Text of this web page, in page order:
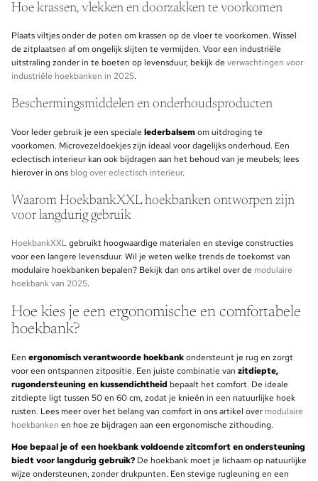
Hoe krassen, vlekken en doorzakken te voorkomen
Plaats viltjes onder de poten om krassen op de vloer te voorkomen. Wissel
de zitplaatsen af om ongelijk slijten te vermijden. Voor een industriële
uitstraling zonder in te boeten op levensduur, bekijk de verwachtingen voor
industriële hoekbanken in 2025.
Beschermingsmiddelen en onderhoudsproducten
Voor leder gebruik je een speciale lederbalsemom uitdroging te
voorkomen. Microvezeldoekjes zijn ideaal voor dagelijks onderhoud. Een
eclectisch interieur kan ook bijdragen aan het behoud van je meubels; lees
hierover in ons blog over eclectisch interieur.
Waarom HoekbankXXL hoekbanken ontworpen zijn
voor langdurig gebruik
HoekbankXXLgebruikt hoogwaardige materialen en stevige constructies
voor een langere levensduur. Wil je weten welke trends de toekomst van
modulaire hoekbanken bepalen? Bekijk dan ons artikel over de modulaire
hoekbank van 2025.
Hoe kies je een ergonomische en comfortabele
hoekbank?
Een ergonomisch verantwoorde hoekbankondersteunt je rug en zorgt
voor een ontspannen zitpositie. Een juiste combinatie van zitdiepte,
rugondersteuning en kussendichtheid bepaalt het comfort. De ideale
zitdiepte ligt tussen 50 en 60 cm, zodat je knieën in een natuurlijke hoek
rusten. Lees meer over het belang van comfort in ons artikel over modulaire
hoekbanken en hoe ze bijdragen aan een ergonomische zithouding.
Hoe bepaal je of een hoekbank voldoende zitcomfort en ondersteuning
biedt voor langdurig gebruik? De hoekbank moet je lichaam op natuurlijke
wijze ondersteunen, zonder drukpunten. Een stevige rugleuning en een